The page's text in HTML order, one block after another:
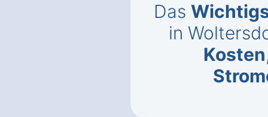
Das
in
Kosten